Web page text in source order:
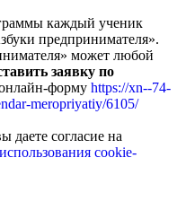
каждый ученик
предпринимателя».
может любой
заявку по
форму https://xn--74-
meropriyatiy/6105/
даете согласие на
cookie-